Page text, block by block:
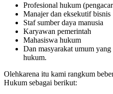
Profesional hukum
Manajer dan eksekutif bisnis
Staf sumber daya manusia
Karyawan pemerintah
Mahasiswa hukum
Dan masyarakat umum
hukum.
Olehkarena itu kami rangkum
Hukum sebagai berikut: